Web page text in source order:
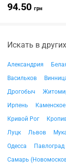
94.50 грн
Искать в
Александрия
Васильков
Дрогобыч
Ирпень
Кривой Рог
Луцк
Львов
Одесса
Павлоград
Самарь